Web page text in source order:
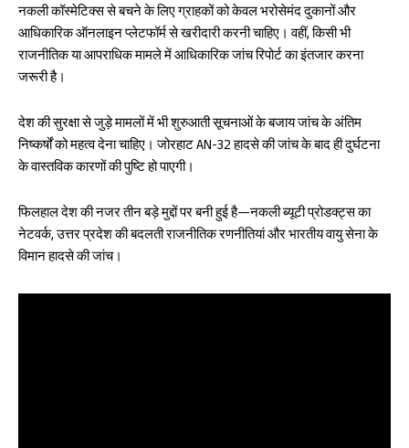
नकली कॉस्मेटिक्स से बचने के लिए ग्राहकों को केवल भरोसेमंद दुकानों और
आधिकारिक ऑनलाइन प्लेटफॉर्म से खरीदारी करनी चाहिए। वहीं, किसी भी
राजनीतिक या आपराधिक मामले में आधिकारिक जांच रिपोर्ट का इंतजार करना
जरूरी है।
देश की सुरक्षा से जुड़े मामलों में भी शुरुआती सूचनाओं के बजाय जांच के अंतिम
निष्कर्षों को महत्व देना चाहिए। जोरहाट AN-32 हादसे की जांच के बाद ही दुर्घटना
के वास्तविक कारणों की पुष्टि हो पाएगी।
फिलहाल देश की नजर तीन बड़े मुद्दों पर बनी हुई है—नकली ब्यूटी प्रोडक्ट्स का
नेटवर्क, उत्तर प्रदेश की बदलती राजनीतिक रणनीतियां और भारतीय वायु सेना के
विमान हादसे की जांच।